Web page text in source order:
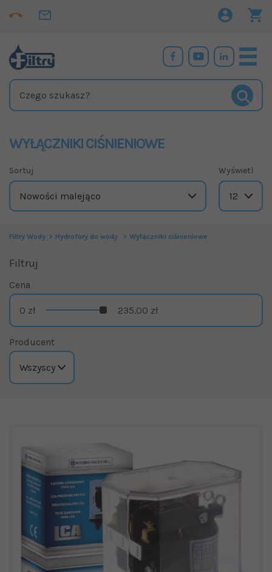
WYŁĄCZNIKI CIŚNIENIOWE
Sortuj Wyświetl
Filtry Wody Hydrofory do wody Wyłączniki ciśnieniowe
Filtruj
Cena
0 zł 235.00 zł
Producent